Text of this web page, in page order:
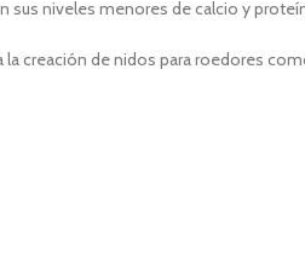
sus niveles menores de calcio y
creación de nidos para roedores